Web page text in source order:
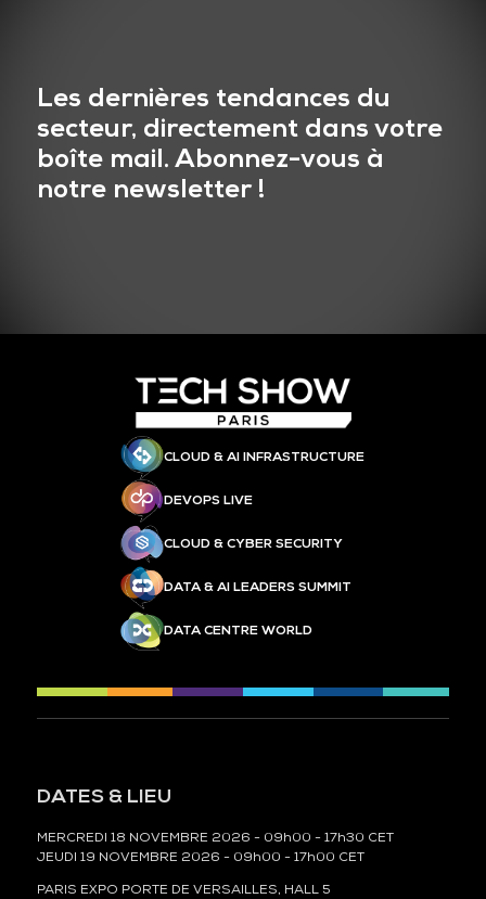
Les dernières tendances du
secteur, directement dans votre
boîte mail. Abonnez-vous à
notre newsletter !
CLOUD & AI INFRASTRUCTURE
DEVOPS LIVE
CLOUD & CYBER SECURITY
DATA & AI LEADERS SUMMIT
DATA CENTRE WORLD
DATES & LIEU
MERCREDI 18 NOVEMBRE 2026 - 09h00 - 17h30 CET
JEUDI 19 NOVEMBRE 2026 - 09h00 - 17h00 CET
PARIS EXPO PORTE DE VERSAILLES, HALL 5